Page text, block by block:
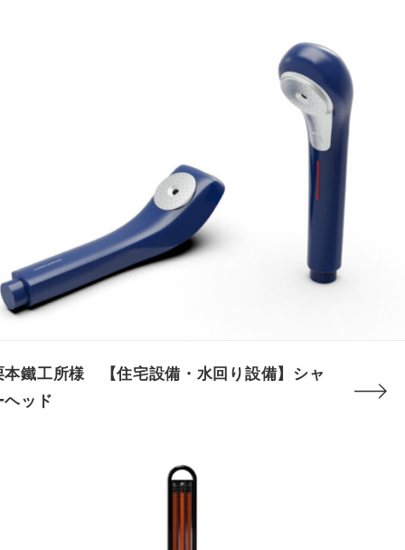
本鐵工所様 【住宅設備・水回り設備】シャ
ヘッド